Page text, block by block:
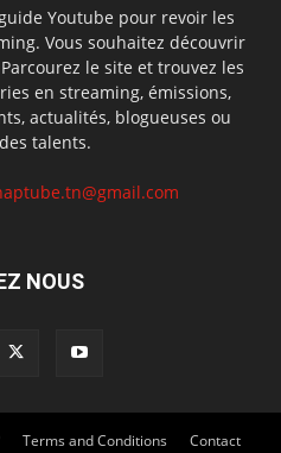
Youtube pour revoir les
Vous souhaitez découvrir
le site et trouvez les
en streaming, émissions,
actualités, blogueuses ou
talents.
NOUS
Terms and Conditions Contact